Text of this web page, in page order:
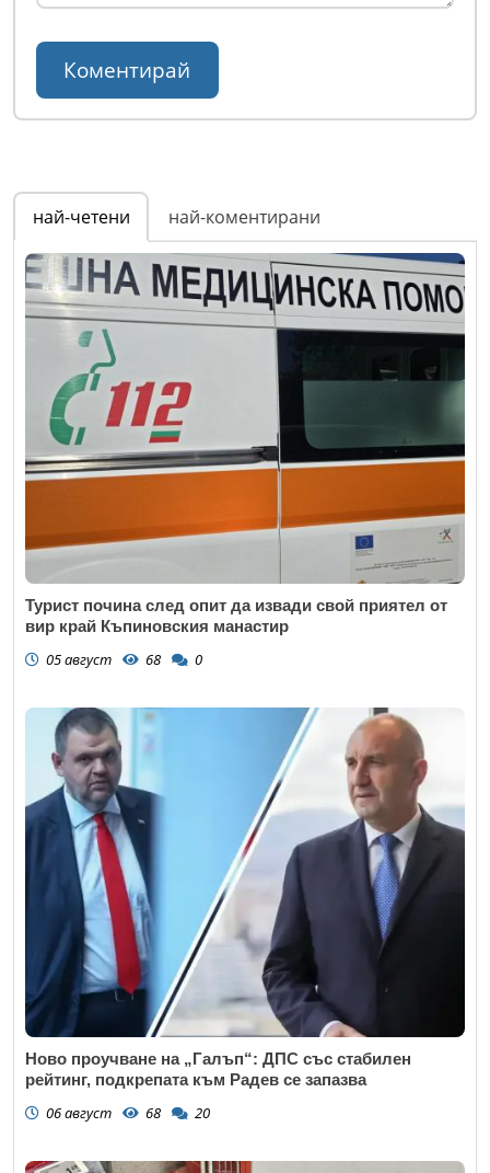
най-четени най-коментирани
Турист почина след опит да извади свой приятел от
вир край Къпиновския манастир
05 август 68 0
Ново проучване на „Галъп“: ДПС със стабилен
рейтинг, подкрепата към Радев се запазва
06 август 68 20